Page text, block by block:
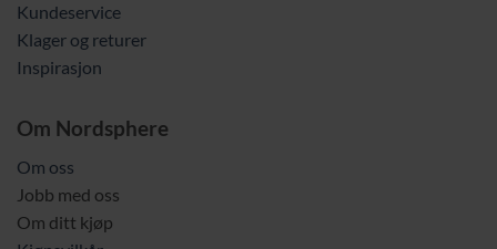
Kundeservice
Klager og returer
Inspirasjon
Om Nordsphere
Om oss
Jobb med oss
Om ditt kjøp